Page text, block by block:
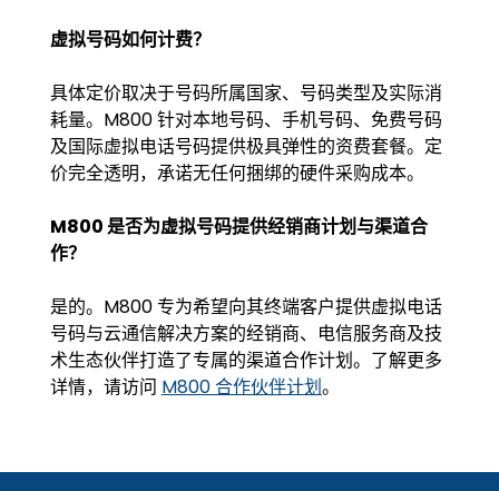
虚拟号码如何计费？
具体定价取决于号码所属国家、号码类型及实际消
耗量。M800 针对本地号码、手机号码、免费号码
及国际虚拟电话号码提供极具弹性的资费套餐。定
价完全透明，承诺无任何捆绑的硬件采购成本。
M800 是否为虚拟号码提供经销商计划与渠道合
作？
是的。M800 专为希望向其终端客户提供虚拟电话
号码与云通信解决方案的经销商、电信服务商及技
术生态伙伴打造了专属的渠道合作计划。了解更多
详情，请访问 M800 合作伙伴计划。